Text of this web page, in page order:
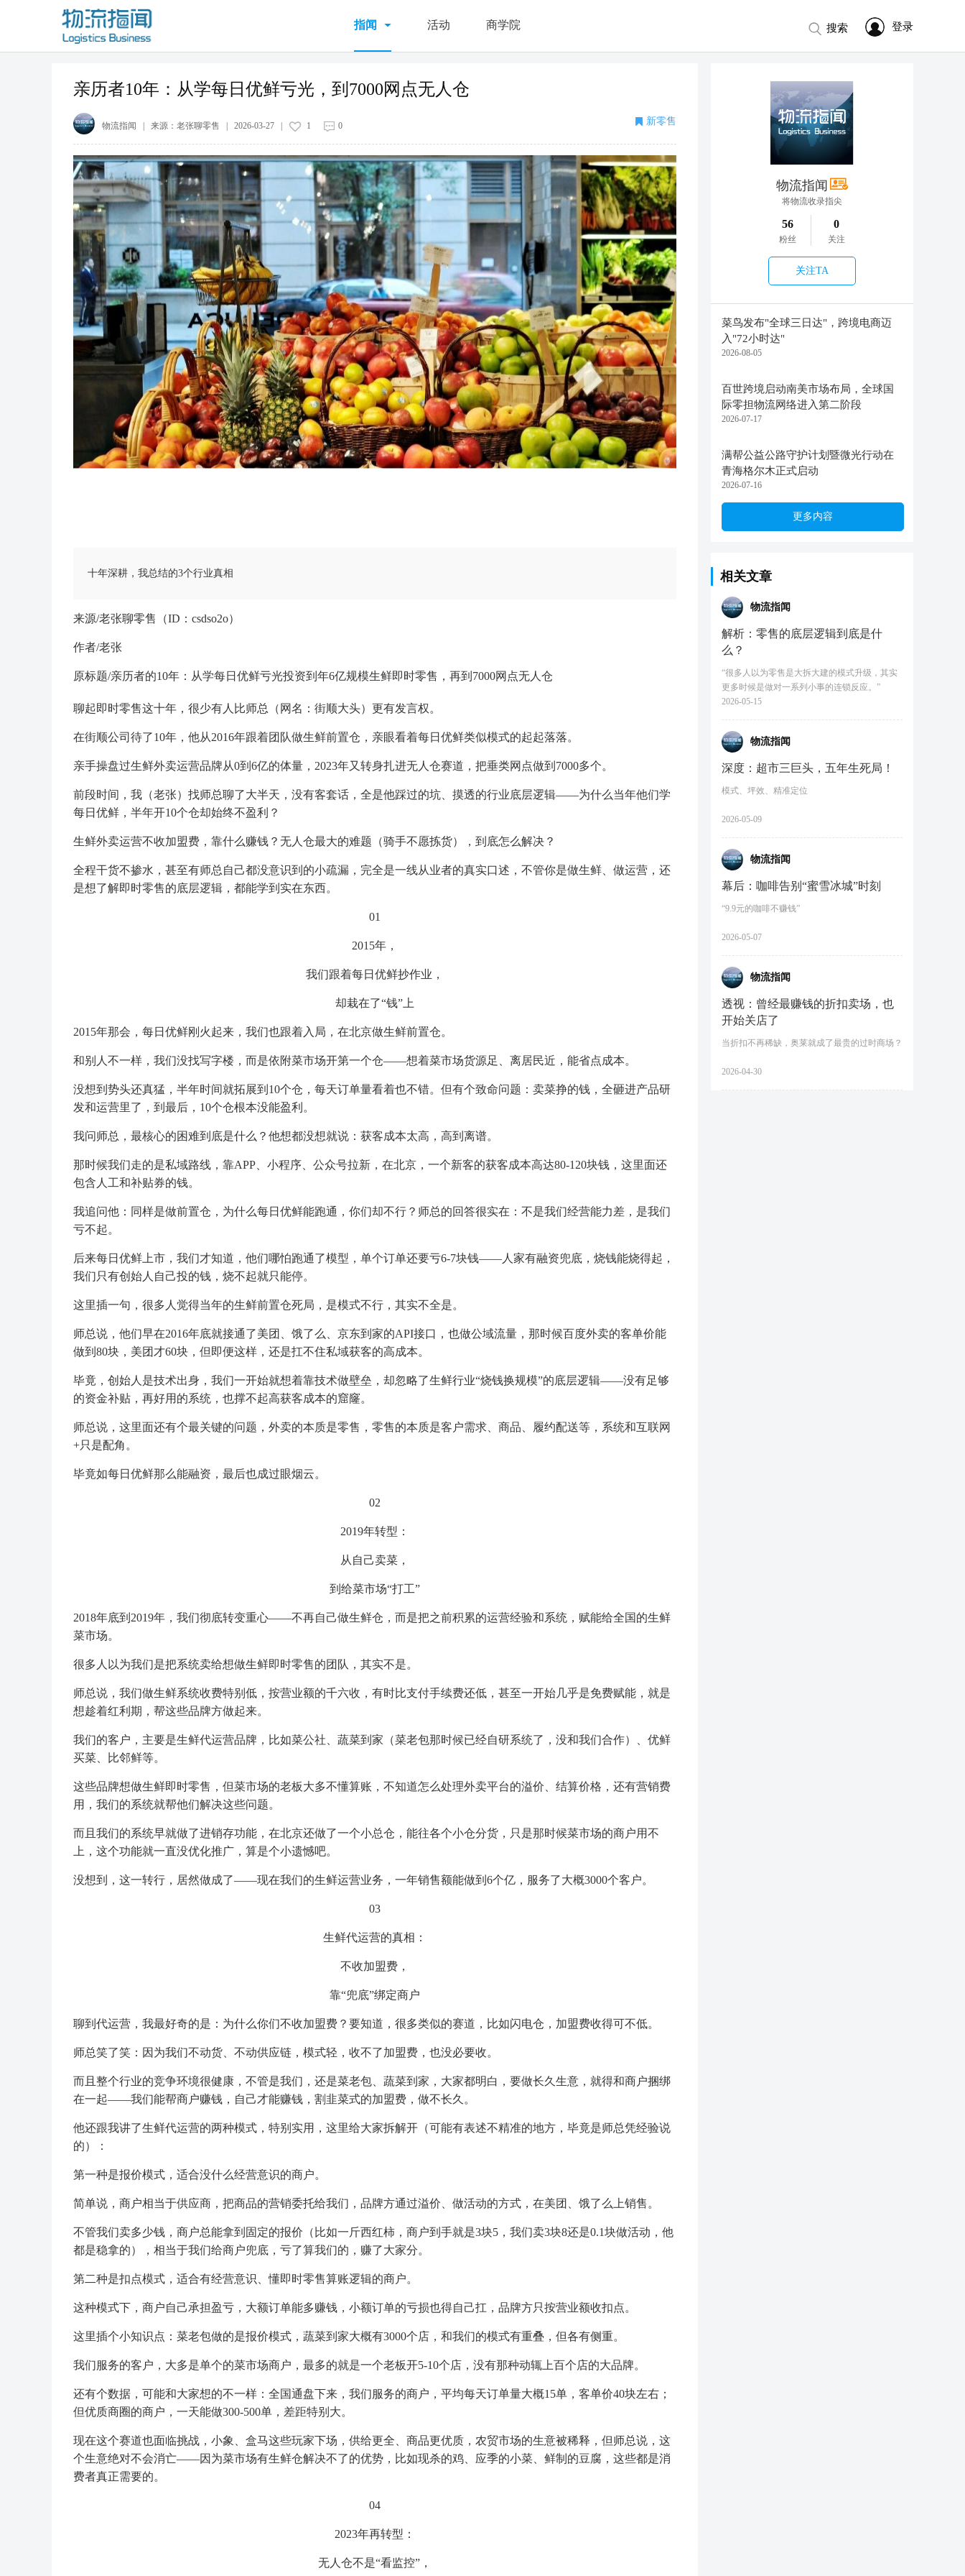
指闻 活动 商学院 登录
搜索
物流指闻
将物流收录指尖
56
粉丝
0
关注
关注TA
菜鸟发布"全球三日达"，跨境电商迈
入"72小时达"
2026-08-05
百世跨境启动南美市场布局，全球国
际零担物流网络进入第二阶段
2026-07-17
满帮公益公路守护计划暨微光行动在
青海格尔木正式启动
2026-07-16
更多内容
相关文章
物流指闻
解析：零售的底层逻辑到底是什
么？
“很多人以为零售是大拆大建的模式升级，其实
更多时候是做对一系列小事的连锁反应。”
2026-05-15
物流指闻
深度：超市三巨头，五年生死局！
模式、坪效、精准定位
2026-05-09
物流指闻
幕后：咖啡告别“蜜雪冰城”时刻
“9.9元的咖啡不赚钱”
2026-05-07
物流指闻
透视：曾经最赚钱的折扣卖场，也
开始关店了
当折扣不再稀缺，奥莱就成了最贵的过时商场？
2026-04-30
亲历者10年：从学每日优鲜亏光，到7000网点无人仓
物流指闻 | 来源： 老张聊零售 2026-03-27 1 0 新零售
十年深耕，我总结的3个行业真相
来源/老张聊零售（ID：csdso2o）
作者/老张
原标题/亲历者的10年：从学每日优鲜亏光投资到年6亿规模生鲜即时零售，再到7000网点无人仓
聊起即时零售这十年，很少有人比师总（网名：街顺大头）更有发言权。
在街顺公司待了10年，他从2016年跟着团队做生鲜前置仓，亲眼看着每日优鲜类似模式的起起落落。
亲手操盘过生鲜外卖运营品牌从0到6亿的体量，2023年又转身扎进无人仓赛道，把垂类网点做到7000多个。
前段时间，我（老张）找师总聊了大半天，没有客套话，全是他踩过的坑、摸透的行业底层逻辑——为什么当年他们学
每日优鲜，半年开10个仓却始终不盈利？
生鲜外卖运营不收加盟费，靠什么赚钱？无人仓最大的难题（骑手不愿拣货），到底怎么解决？
全程干货不掺水，甚至有师总自己都没意识到的小疏漏，完全是一线从业者的真实口述，不管你是做生鲜、做运营，还
是想了解即时零售的底层逻辑，都能学到实在东西。
01
2015年，
我们跟着每日优鲜抄作业，
却栽在了“钱”上
2015年那会，每日优鲜刚火起来，我们也跟着入局，在北京做生鲜前置仓。
和别人不一样，我们没找写字楼，而是依附菜市场开第一个仓——想着菜市场货源足、离居民近，能省点成本。
没想到势头还真猛，半年时间就拓展到10个仓，每天订单量看着也不错。但有个致命问题：卖菜挣的钱，全砸进产品研
发和运营里了，到最后，10个仓根本没能盈利。
我问师总，最核心的困难到底是什么？他想都没想就说：获客成本太高，高到离谱。
那时候我们走的是私域路线，靠APP、小程序、公众号拉新，在北京，一个新客的获客成本高达80-120块钱，这里面还
包含人工和补贴券的钱。
我追问他：同样是做前置仓，为什么每日优鲜能跑通，你们却不行？师总的回答很实在：不是我们经营能力差，是我们
亏不起。
后来每日优鲜上市，我们才知道，他们哪怕跑通了模型，单个订单还要亏6-7块钱——人家有融资兜底，烧钱能烧得起，
我们只有创始人自己投的钱，烧不起就只能停。
这里插一句，很多人觉得当年的生鲜前置仓死局，是模式不行，其实不全是。
师总说，他们早在2016年底就接通了美团、饿了么、京东到家的API接口，也做公域流量，那时候百度外卖的客单价能
做到80块，美团才60块，但即便这样，还是扛不住私域获客的高成本。
毕竟，创始人是技术出身，我们一开始就想着靠技术做壁垒，却忽略了生鲜行业“烧钱换规模”的底层逻辑——没有足够
的资金补贴，再好用的系统，也撑不起高获客成本的窟窿。
师总说，这里面还有个最关键的问题，外卖的本质是零售，零售的本质是客户需求、商品、履约配送等，系统和互联网
+只是配角。
毕竟如每日优鲜那么能融资，最后也成过眼烟云。
02
2019年转型：
从自己卖菜，
到给菜市场“打工”
2018年底到2019年，我们彻底转变重心——不再自己做生鲜仓，而是把之前积累的运营经验和系统，赋能给全国的生鲜
菜市场。
很多人以为我们是把系统卖给想做生鲜即时零售的团队，其实不是。
师总说，我们做生鲜系统收费特别低，按营业额的千六收，有时比支付手续费还低，甚至一开始几乎是免费赋能，就是
想趁着红利期，帮这些品牌方做起来。
我们的客户，主要是生鲜代运营品牌，比如菜公社、蔬菜到家（菜老包那时候已经自研系统了，没和我们合作）、优鲜
买菜、比邻鲜等。
这些品牌想做生鲜即时零售，但菜市场的老板大多不懂算账，不知道怎么处理外卖平台的溢价、结算价格，还有营销费
用，我们的系统就帮他们解决这些问题。
而且我们的系统早就做了进销存功能，在北京还做了一个小总仓，能往各个小仓分货，只是那时候菜市场的商户用不
上，这个功能就一直没优化推广，算是个小遗憾吧。
没想到，这一转行，居然做成了——现在我们的生鲜运营业务，一年销售额能做到6个亿，服务了大概3000个客户。
03
生鲜代运营的真相：
不收加盟费，
靠“兜底”绑定商户
聊到代运营，我最好奇的是：为什么你们不收加盟费？要知道，很多类似的赛道，比如闪电仓，加盟费收得可不低。
师总笑了笑：因为我们不动货、不动供应链，模式轻，收不了加盟费，也没必要收。
而且整个行业的竞争环境很健康，不管是我们，还是菜老包、蔬菜到家，大家都明白，要做长久生意，就得和商户捆绑
在一起——我们能帮商户赚钱，自己才能赚钱，割韭菜式的加盟费，做不长久。
他还跟我讲了生鲜代运营的两种模式，特别实用，这里给大家拆解开（可能有表述不精准的地方，毕竟是师总凭经验说
的）：
第一种是报价模式，适合没什么经营意识的商户。
简单说，商户相当于供应商，把商品的营销委托给我们，品牌方通过溢价、做活动的方式，在美团、饿了么上销售。
不管我们卖多少钱，商户总能拿到固定的报价（比如一斤西红柿，商户到手就是3块5，我们卖3块8还是0.1块做活动，他
都是稳拿的），相当于我们给商户兜底，亏了算我们的，赚了大家分。
第二种是扣点模式，适合有经营意识、懂即时零售算账逻辑的商户。
这种模式下，商户自己承担盈亏，大额订单能多赚钱，小额订单的亏损也得自己扛，品牌方只按营业额收扣点。
这里插个小知识点：菜老包做的是报价模式，蔬菜到家大概有3000个店，和我们的模式有重叠，但各有侧重。
我们服务的客户，大多是单个的菜市场商户，最多的就是一个老板开5-10个店，没有那种动辄上百个店的大品牌。
还有个数据，可能和大家想的不一样：全国通盘下来，我们服务的商户，平均每天订单量大概15单，客单价40块左右；
但优质商圈的商户，一天能做300-500单，差距特别大。
现在这个赛道也面临挑战，小象、盒马这些玩家下场，供给更全、商品更优质，农贸市场的生意被稀释，但师总说，这
个生意绝对不会消亡——因为菜市场有生鲜仓解决不了的优势，比如现杀的鸡、应季的小菜、鲜制的豆腐，这些都是消
费者真正需要的。
04
2023年再转型：
无人仓不是“看监控”，